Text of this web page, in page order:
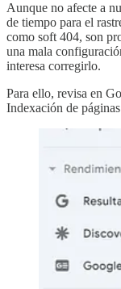
Aunque no afecte a
de tiempo para el
como soft 404, son
una mala
interesa corregirlo.
Para ello, revisa en
Indexación de